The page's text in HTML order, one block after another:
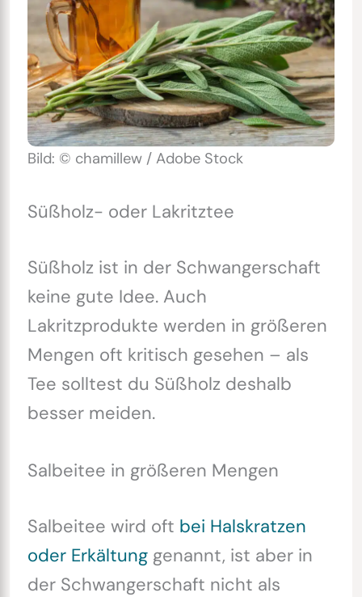
Bild: © chamillew / Adobe Stock
Süßholz- oder Lakritztee
Süßholz ist in der Schwangerschaft
keine gute Idee. Auch
Lakritzprodukte werden in größeren
Mengen oft kritisch gesehen – als
Tee solltest du Süßholz deshalb
besser meiden.
Salbeitee in größeren Mengen
Salbeitee wird oft bei Halskratzen
oder Erkältunggenannt, ist aber in
der Schwangerschaft nicht als